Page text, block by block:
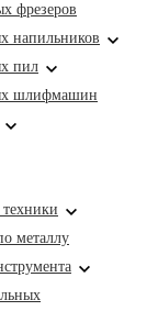
фрезеров
напильников
пил
шлифмашин
металлу